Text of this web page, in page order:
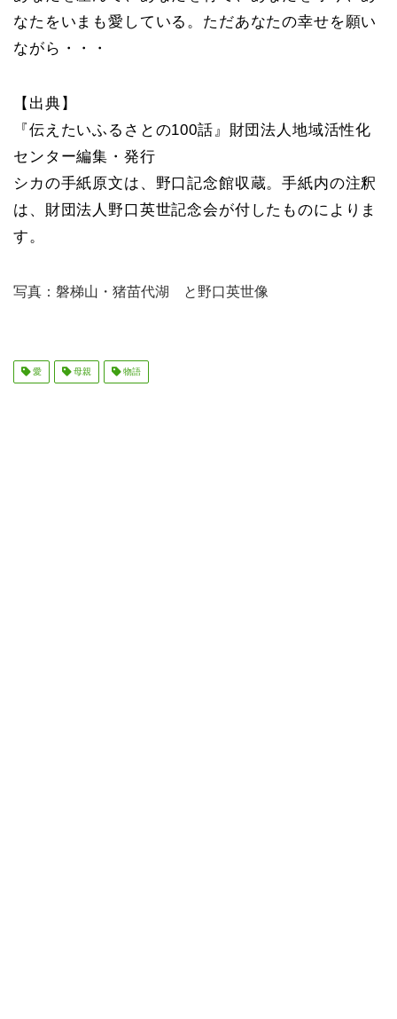
なたをいまも愛している。ただあなたの幸せを願い
ながら・・・
【出典】
『伝えたいふるさとの100話』財団法人地域活性化
センター編集・発行
シカの手紙原文は、野口記念館収蔵。手紙内の注釈
は、財団法人野口英世記念会が付したものによりま
す。
写真：磐梯山・猪苗代湖 と野口英世像
愛 母親 物語